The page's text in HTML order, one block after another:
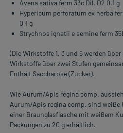
Avena sativa ferm 33c Dil. D2 0,1 g
Hypericum perforatum ex herba
0,1 g
Strychnos ignatii e semine ferm
(Die Wirkstoffe 1, 3 und 6 werden
Wirkstoffe über zwei Stufen
Enthält Saccharose (Zucker).
Wie Aurum/Apis regina comp.
Aurum/Apis regina comp. sind weiße
einer Braunglasflasche mit weißem
Packungen zu 20 g erhältlich.